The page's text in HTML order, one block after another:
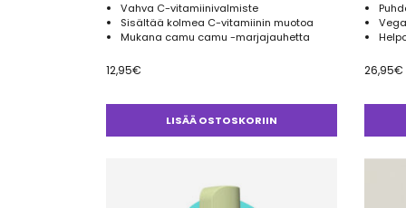
Vahva C-vitamiinivalmiste
Sisältää kolmea C-vitamiinin muotoa
Mukana camu camu -marjajauhetta
12,95€
LISÄÄ OSTOSKORIIN
26,95€